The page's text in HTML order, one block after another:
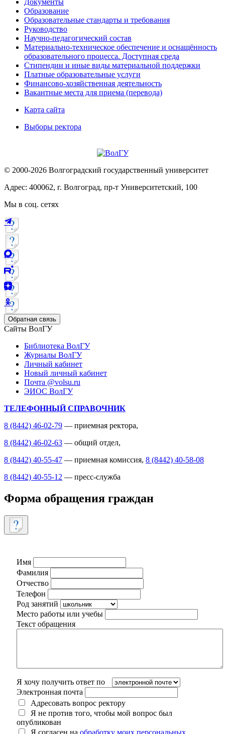
Документы
Образование
Образовательные стандарты и требования
Руководство
Научно-педагогический состав
Материально-техническое обеспечение и оснащённость
образовательного процесса. Доступная среда
Стипендии и иные виды материальной поддержки
Платные образовательные услуги
Финансово-хозяйственная деятельность
Вакантные места для приема (перевода)
Карта сайта
Выборы ректора
© 2000-2026 Волгоградский государственный университет
Адрес: 400062, г. Волгоград, пр-т Университетский, 100
Мы в соц. сетях
Обратная связь
Сайты ВолГУ
Библиотека ВолГУ
Журналы ВолГУ
Личный кабинет
Новый личный кабинет
Почта @volsu.ru
ЭИОС ВолГУ
ТЕЛЕФОННЫЙ СПРАВОЧНИК
8 (8442) 46-02-79 — приемная ректора,
8 (8442) 46-02-63 — общий отдел,
8 (8442) 40-55-47 — приемная комиссия, 8 (8442) 40-58-08
8 (8442) 40-55-12 — пресс-служба
Форма обращения граждан
Имя
Фамилия
Отчество
Телефон
Род занятий
Место работы или учебы
Текст обращения
Я хочу получить ответ по
Электронная почта
Адресовать вопрос ректору
Я не против того, чтобы мой вопрос был
опубликован